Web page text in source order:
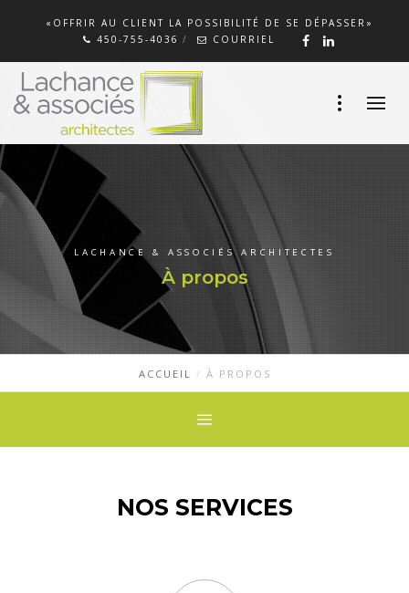
«OFFRIR AU CLIENT LA POSSIBILITÉ DE SE DÉPASSER»
450-755-4036
COURRIEL
LACHANCE & ASSOCIÉS ARCHITECTES
À propos
ACCUEIL À PROPOS
NOS SERVICES